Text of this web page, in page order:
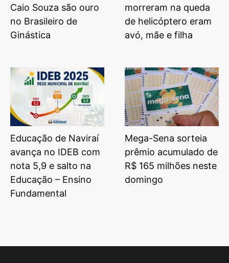
Caio Souza são ouro
no Brasileiro de
Ginástica
morreram na queda
de helicóptero eram
avó, mãe e filha
Educação de Naviraí
avança no IDEB com
nota 5,9 e salto na
Educação – Ensino
Fundamental
Mega-Sena sorteia
prêmio acumulado de
R$ 165 milhões neste
domingo